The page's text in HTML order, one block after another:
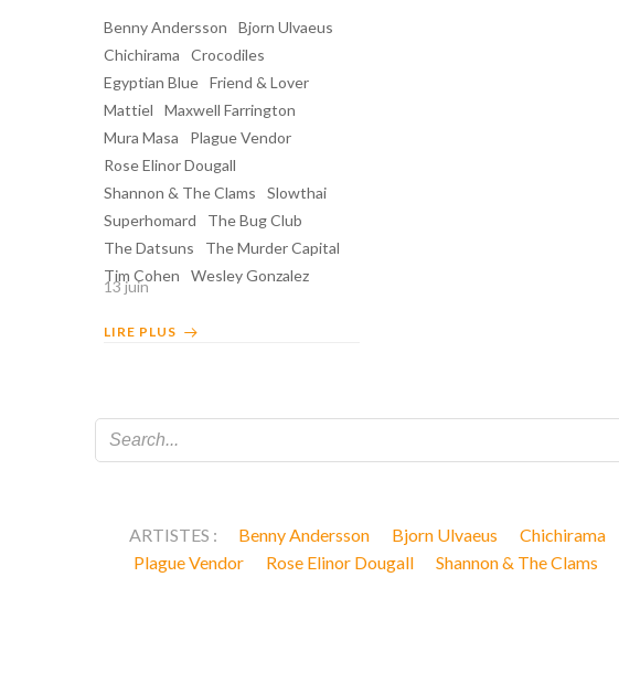
Benny Andersson
Bjorn Ulvaeus
Chichirama
Crocodiles
Egyptian Blue Friend & Lover
Mattiel
Maxwell Farrington
Mura Masa
Plague Vendor
Rose Elinor Dougall
Shannon & The Clams
Slowthai
Superhomard
The Bug Club
The Datsuns
The Murder Capital
Tim Cohen
Wesley Gonzalez
13 juin
LIRE PLUS
ARTISTES : Benny Andersson Bjorn Ulvaeus Chichirama
Plague Vendor
Rose Elinor Dougall Shannon & The Clams